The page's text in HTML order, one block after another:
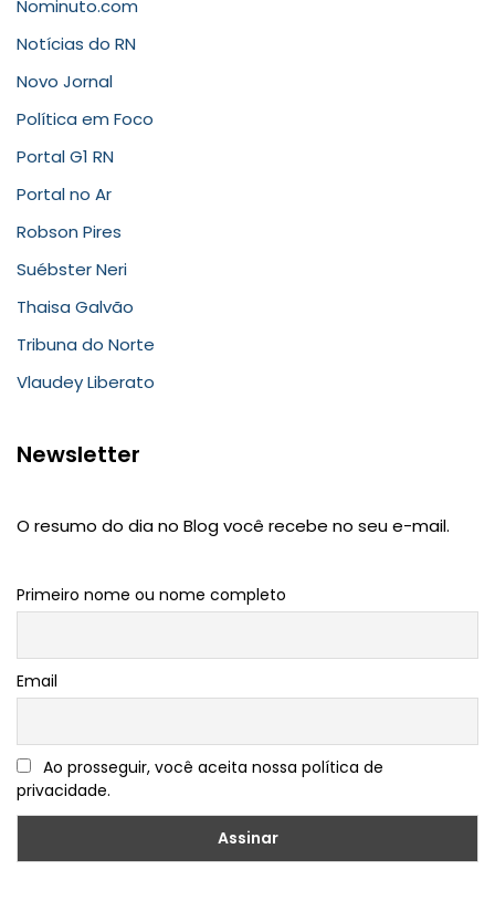
Nominuto.com
Notícias do RN
Novo Jornal
Política em Foco
Portal G1 RN
Portal no Ar
Robson Pires
Suébster Neri
Thaisa Galvão
Tribuna do Norte
Vlaudey Liberato
Newsletter
O resumo do dia no Blog você recebe no seu e-mail.
Primeiro nome ou nome completo
Email
Ao prosseguir, você aceita nossa política de
privacidade.